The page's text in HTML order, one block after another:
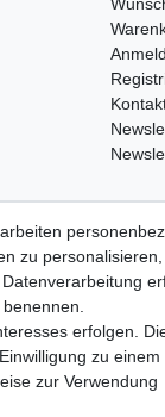
Impressum
zu
erfolgen.
zu
zur Verwendung